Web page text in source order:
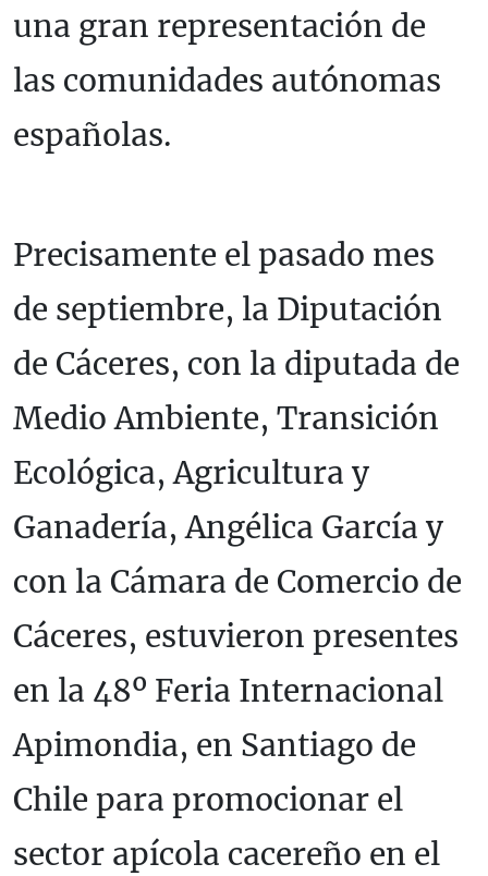
una gran representación de
las comunidades autónomas
españolas.
Precisamente el pasado mes
de septiembre, la Diputación
de Cáceres, con la diputada de
Medio Ambiente, Transición
Ecológica, Agricultura y
Ganadería, Angélica García y
con la Cámara de Comercio de
Cáceres, estuvieron presentes
en la 48º Feria Internacional
Apimondia, en Santiago de
Chile para promocionar el
sector apícola cacereño en el